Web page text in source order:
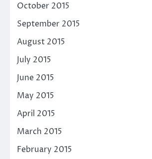
October 2015
September 2015
August 2015
July 2015
June 2015
May 2015
April 2015
March 2015
February 2015